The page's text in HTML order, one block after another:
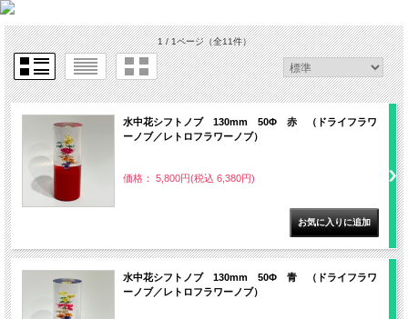
1 / 1ページ（全11件）
水中花シフトノブ 130mm 50Φ 赤 （ドライフラワ
ーノブ／レトロフラワーノブ）
価格： 5,800円(税込 6,380円)
水中花シフトノブ 130mm 50Φ 青 （ドライフラワ
ーノブ／レトロフラワーノブ）